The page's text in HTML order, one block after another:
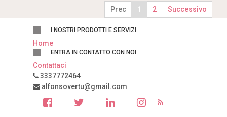
Prec 1 2 Successivo
I NOSTRI PRODOTTI E SERVIZI
Home
ENTRA IN CONTATTO CON NOI
Contattaci
3337772464
alfonsovertu@gmail.com